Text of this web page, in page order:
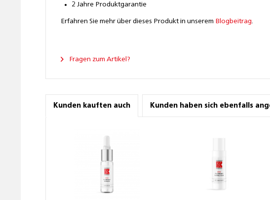
2 Jahre Produktgarantie
Erfahren Sie mehr über dieses Produkt in unserem Blogbeitrag.
Fragen zum Artikel?
Kunden kauften auch Kunden haben sich ebenfalls